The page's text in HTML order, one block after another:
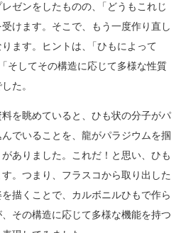
ゼンをしたものの、
「どうもこれじ
けます。そこで、もう一度作り直し
ます。ヒントは、
「ひもによって
「そしてその構造に応じて多様な性質
た。
を眺めていると、ひも状の分子がパ
でいることを、龍がパラジウムを掴
ありました。これだ！と思い、ひも
。つまり、フラスコから取り出した
描くことで、カルボニルひもで作ら
その構造に応じて多様な機能を持つ